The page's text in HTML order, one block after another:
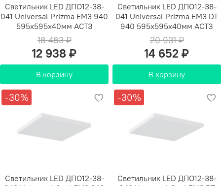
Светильник LED ДПО12-38-
041 Universal Prizma EM3 940
595х595х40мм АСТЗ
18 483 ₽
12 938 ₽
В корзину
Светильник LED ДПО12-38-
041 Universal Prizma EM3 DT
940 595х595х40мм АСТЗ
20 931 ₽
14 652 ₽
В корзину
-30%
Светильник LED ДПО12-38-
-30%
Светильник LED ДПО12-38-